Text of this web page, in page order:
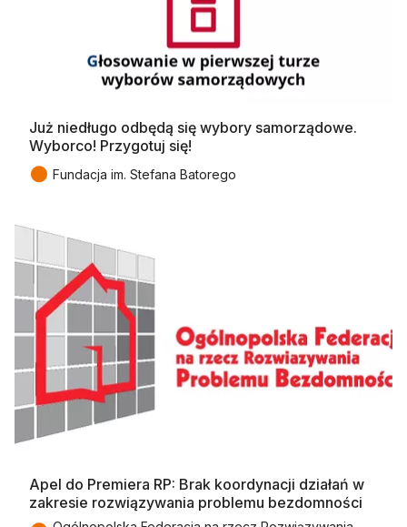
Już niedługo odbędą się wybory samorządowe.
Wyborco! Przygotuj się!
● Fundacja im. Stefana Batorego
Apel do Premiera RP: Brak koordynacji działań w
zakresie rozwiązywania problemu bezdomności